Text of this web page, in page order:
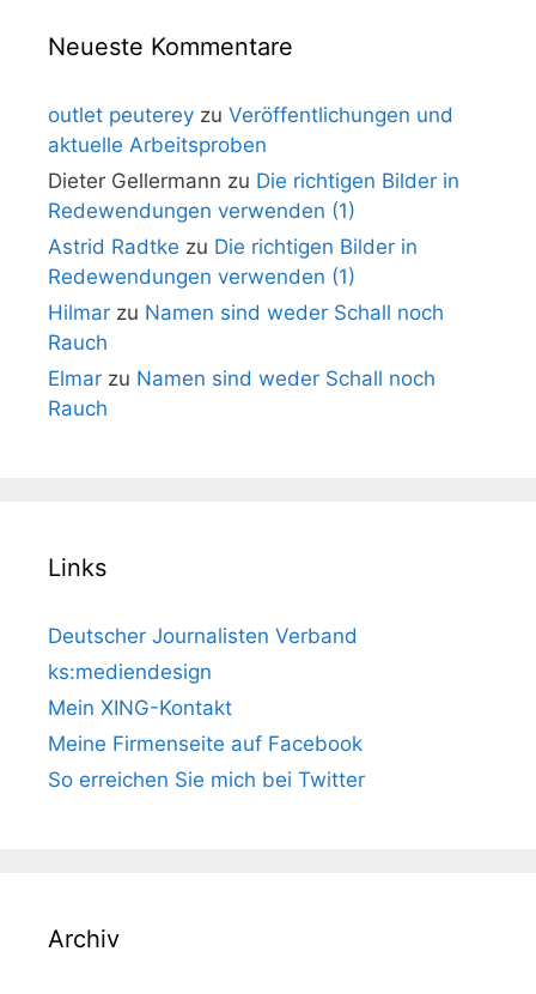
Neueste Kommentare
outlet peuterey zu Veröffentlichungen und
aktuelle Arbeitsproben
Dieter Gellermann zu Die richtigen Bilder in
Redewendungen verwenden (1)
Astrid Radtke zu Die richtigen Bilder in
Redewendungen verwenden (1)
Hilmar zu Namen sind weder Schall noch
Rauch
Elmar zu Namen sind weder Schall noch
Rauch
Links
Deutscher Journalisten Verband
ks:mediendesign
Mein XING-Kontakt
Meine Firmenseite auf Facebook
So erreichen Sie mich bei Twitter
Archiv